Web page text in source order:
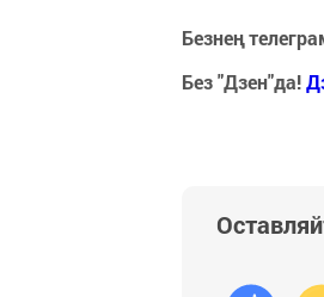
Безнең
Без "Дзен"да!Д